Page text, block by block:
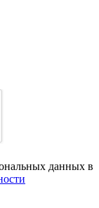
данных в